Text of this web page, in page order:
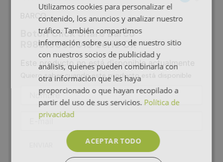
BARCO
Boton Click Share Barco
R9861600D01C serie CX
Este producto no está disponible actualmente
Quiero saber cuando este producto está disponible
Utilizamos cookies para personalizar el
contenido, los anuncios y analizar nuestro
tráfico. También compartimos
información sobre su uso de nuestro sitio
con nuestros socios de publicidad y
análisis, quienes pueden combinarla con
otra información que les haya
proporcionado o que hayan recopilado a
partir del uso de sus servicios. Política de
privacidad
ACEPTAR TODO